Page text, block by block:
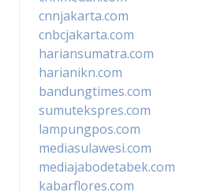
cnnjakarta.com
cnbcjakarta.com
hariansumatra.com
harianikn.com
bandungtimes.com
sumutekspres.com
lampungpos.com
mediasulawesi.com
mediajabodetabek.com
kabarflores.com